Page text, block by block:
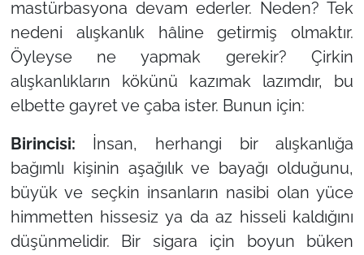
mastürbasyona devam ederler. Neden? Tek
nedeni alışkanlık hâline getirmiş olmaktır.
Öyleyse ne yapmak gerekir? Çirkin
alışkanlıkların kökünü kazımak lazımdır, bu
elbette gayret ve çaba ister. Bunun için:
Birincisi: İnsan, herhangi bir alışkanlığa
bağımlı kişinin aşağılık ve bayağı olduğunu,
büyük ve seçkin insanların nasibi olan yüce
himmetten hissesiz ya da az hisseli kaldığını
düşünmelidir. Bir sigara için boyun büken